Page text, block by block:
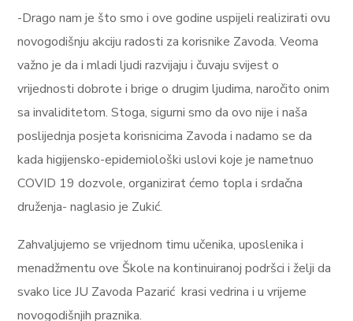
-Drago nam je što smo i ove godine uspijeli realizirati ovu
novogodišnju akciju radosti za korisnike Zavoda. Veoma
važno je da i mladi ljudi razvijaju i čuvaju svijest o
vrijednosti dobrote i brige o drugim ljudima, naročito onim
sa invaliditetom. Stoga, sigurni smo da ovo nije i naša
poslijednja posjeta korisnicima Zavoda i nadamo se da
kada higijensko-epidemiološki uslovi koje je nametnuo
COVID 19 dozvole, organizirat ćemo topla i srdačna
druženja- naglasio je Zukić.
Zahvaljujemo se vrijednom timu učenika, uposlenika i
menadžmentu ove Škole na kontinuiranoj podršci i želji da
svako lice JU Zavoda Pazarić krasi vedrina i u vrijeme
novogodišnjih praznika.